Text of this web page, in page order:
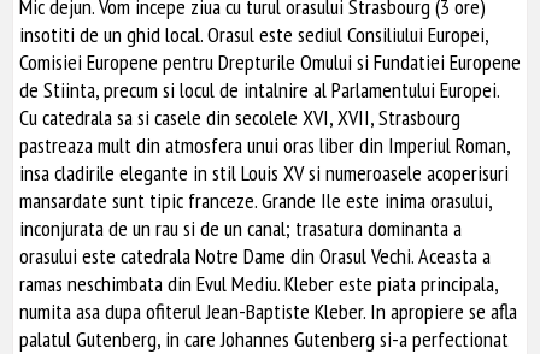
Mic dejun. Vom incepe ziua cu turul orasului Strasbourg (3 ore)
insotiti de un ghid local. Orasul este sediul Consiliului Europei,
Comisiei Europene pentru Drepturile Omului si Fundatiei Europene
de Stiinta, precum si locul de intalnire al Parlamentului Europei.
Cu catedrala sa si casele din secolele XVI, XVII, Strasbourg
pastreaza mult din atmosfera unui oras liber din Imperiul Roman,
insa cladirile elegante in stil Louis XV si numeroasele acoperisuri
mansardate sunt tipic franceze. Grande Ile este inima orasului,
inconjurata de un rau si de un canal; trasatura dominanta a
orasului este catedrala Notre Dame din Orasul Vechi. Aceasta a
ramas neschimbata din Evul Mediu. Kleber este piata principala,
numita asa dupa ofiterul Jean-Baptiste Kleber. In apropiere se afla
palatul Gutenberg, in care Johannes Gutenberg si-a perfectionat